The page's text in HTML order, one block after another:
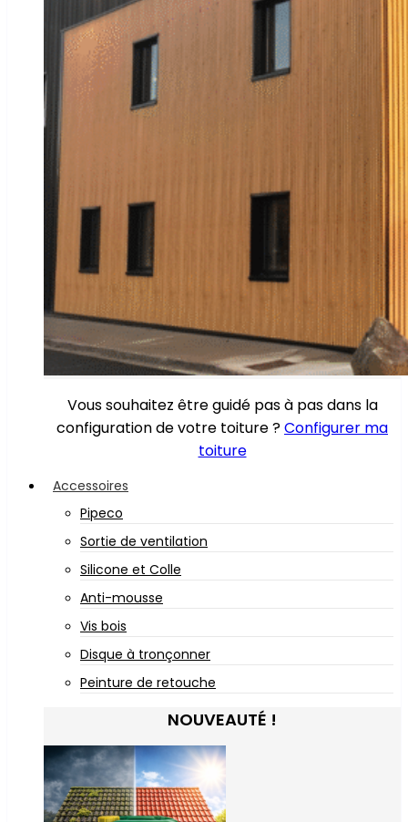
Vous souhaitez être guidé pas à pas dans la
configuration de votre toiture ?Configurer ma
toiture
Accessoires
Pipeco
Sortie de ventilation
Silicone et Colle
Anti-mousse
Vis bois
Disque à tronçonner
Peinture de retouche
NOUVEAUTÉ !